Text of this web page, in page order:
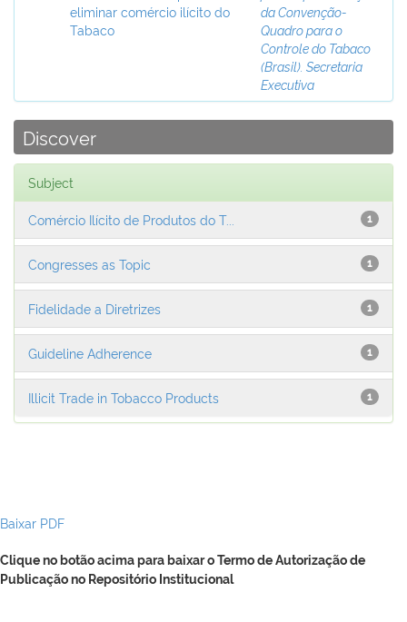
eliminar comércio ilícito do
Tabaco
da Convenção-
Quadro para o
Controle do Tabaco
(Brasil). Secretaria
Executiva
Discover
Subject
1
Comércio Ilícito de Produtos do T...
1
Congresses as Topic
1
Fidelidade a Diretrizes
1
Guideline Adherence
1
Illicit Trade in Tobacco Products
Baixar PDF
Clique no botão acima para baixar o Termo de Autorização de
Publicação no Repositório Institucional